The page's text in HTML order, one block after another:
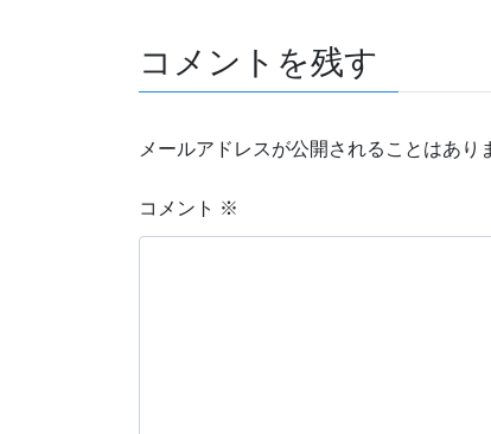
コメントを残す
メールアドレスが公開されることはあり
コメント ※